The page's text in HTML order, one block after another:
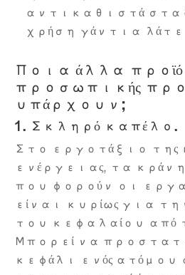
αντικαθιστά
χρήση γάντια
Ποια άλλα
προσωπικής
υπάρχουν;
1. Σκληρό καπέλο.
Στο εργοτάξιο της
ενέργειας, τα
που φορούν οι
είναι κυρίως για
του κεφαλαίου από
Μπορεί να
κεφάλι ενός ατόμου